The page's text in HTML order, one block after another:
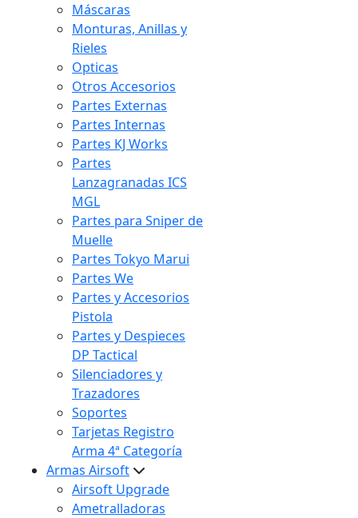
Máscaras
Monturas, Anillas y
Rieles
Opticas
Otros Accesorios
Partes Externas
Partes Internas
Partes KJ Works
Partes
Lanzagranadas ICS
MGL
Partes para Sniper de
Muelle
Partes Tokyo Marui
Partes We
Partes y Accesorios
Pistola
Partes y Despieces
DP Tactical
Silenciadores y
Trazadores
Soportes
Tarjetas Registro
Arma 4ª Categoría
Armas Airsoft
Airsoft Upgrade
Ametralladoras